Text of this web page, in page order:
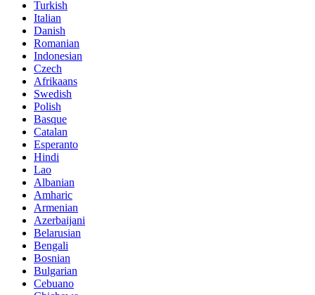
Turkish
Italian
Danish
Romanian
Indonesian
Czech
Afrikaans
Swedish
Polish
Basque
Catalan
Esperanto
Hindi
Lao
Albanian
Amharic
Armenian
Azerbaijani
Belarusian
Bengali
Bosnian
Bulgarian
Cebuano